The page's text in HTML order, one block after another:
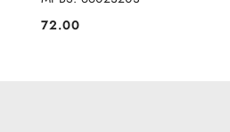
Cena:
72.00